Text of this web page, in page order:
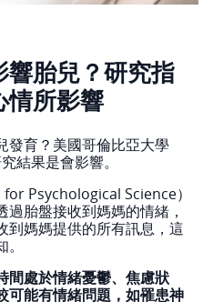
胎兒？研究指
情所影響
發育？美國哥倫比亞大學
結果是會影響。
Psychological Science）
胎盤接收到媽媽的情緒，
到媽媽提供的所有訊息，這
間處於情緒憂鬱、焦慮狀
可能有情緒問題，如罹患神